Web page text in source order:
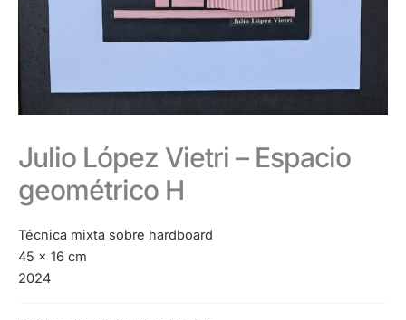
Julio López Vietri – Espacio
geométrico H
Técnica mixta sobre hardboard
45 x 16 cm
2024